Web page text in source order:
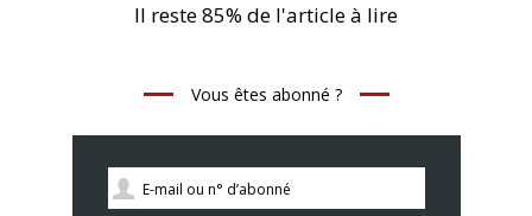
Il reste 85% de l'article à lire
Vous êtes abonné ?